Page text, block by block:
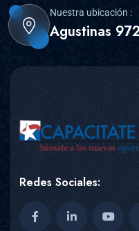
Nuestra ubicación :
Agustinas
Redes Sociales: